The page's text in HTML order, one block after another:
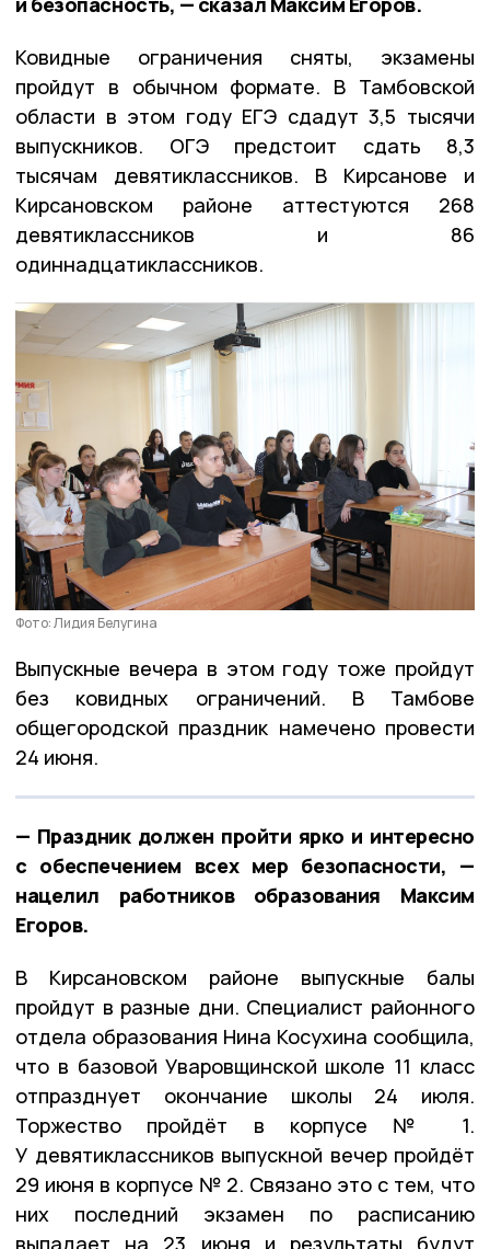
Ковидные ограничения сняты, экзамены
пройдут в обычном формате. В Тамбовской
области в этом году ЕГЭ сдадут 3,5 тысячи
выпускников. ОГЭ предстоит сдать 8,3
тысячам девятиклассников. В Кирсанове и
Кирсановском районе аттестуются 268
девятиклассников и 86
одиннадцатиклассников.
Фото: Лидия Белугина
Выпускные вечера в этом году тоже пройдут
без ковидных ограничений. В Тамбове
общегородской праздник намечено провести
24 июня.
— Праздник должен пройти ярко и интересно
с обеспечением всех мер безопасности, —
нацелил работников образования Максим
Егоров.
В Кирсановском районе выпускные балы
пройдут в разные дни. Специалист районного
отдела образования Нина Косухина сообщила,
что в базовой Уваровщинской школе 11 класс
отпразднует окончание школы 24 июля.
Торжество пройдёт в корпусе № 1.
У девятиклассников выпускной вечер пройдёт
29 июня в корпусе № 2. Связано это с тем, что
них последний экзамен по расписанию
выпадает на 23 июня и результаты будут